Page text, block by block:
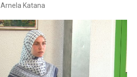
Arnela Katana